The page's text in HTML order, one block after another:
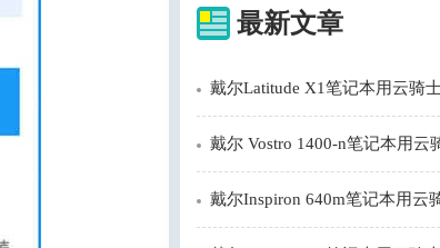
最新文章